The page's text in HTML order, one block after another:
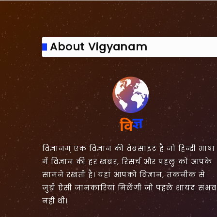
About Vigyanam
विज्ञानम् एक विज्ञान की वेबसाइट है जो हिन्दी भाषा
में विज्ञान की हर खबर, रिसर्च और पहलु को आपके
सामने रखती है। यहां आपको विज्ञान, तकनीक से
जुड़ी ऐसी जानकारियां मिलेंगी जो पहले शायद संभव
नहीं थी।